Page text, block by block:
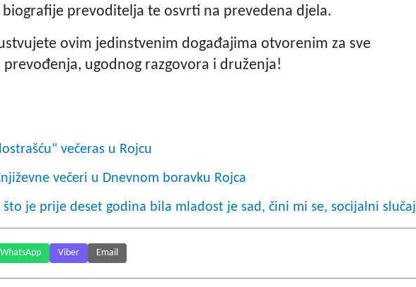
prevoditelja te osvrti na prevedena djela.
ovim jedinstvenim događajima otvorenim za sve
ugodnog razgovora i druženja!
večeras u Rojcu
večeri u Dnevnom boravku Rojca
što je prije deset godina bila mladost je sad, čini mi se, socijalni slučaj
WhatsApp Viber Email